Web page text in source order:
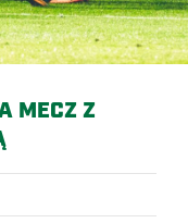
MECZ Z